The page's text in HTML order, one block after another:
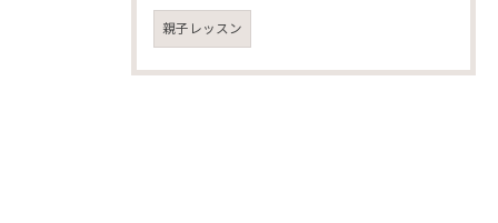
親子レッスン